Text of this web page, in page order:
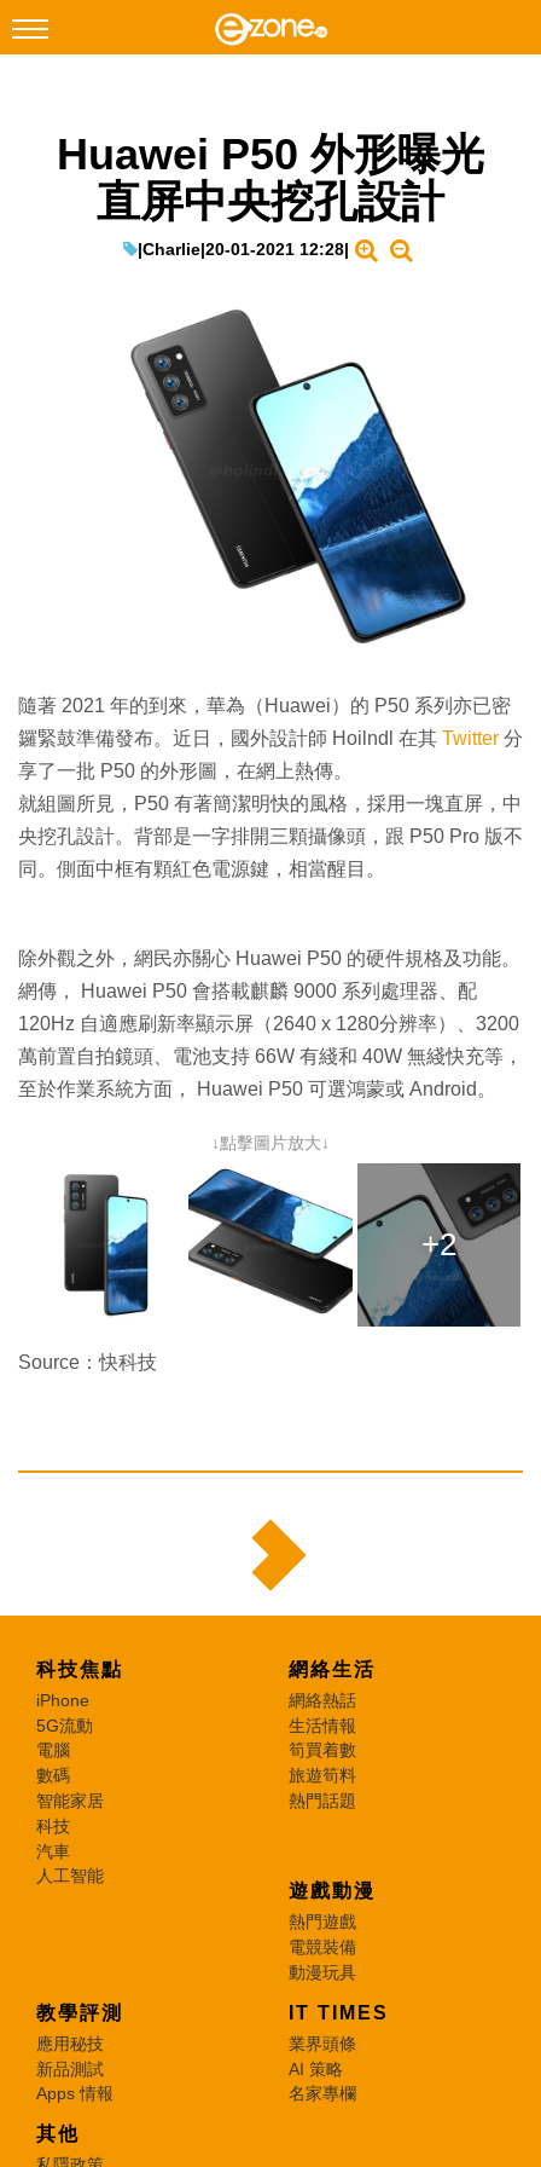
Facebook Instagram
生成式AI與雲端應用
Enterprise Digital Transformation
Huawei P50 外形曝光
直屏中央挖孔設計
|Charlie|20-01-2021 12:28|
隨著 2021 年的到來，華為（Huawei）的 P50 系列亦已密
鑼緊鼓準備發布。近日，國外設計師 Hoilndl 在其 Twitter 分
享了一批 P50 的外形圖，在網上熱傳。
就組圖所見，P50 有著簡潔明快的風格，採用一塊直屏，中
央挖孔設計。背部是一字排開三顆攝像頭，跟 P50 Pro 版不
同。側面中框有顆紅色電源鍵，相當醒目。
除外觀之外，網民亦關心 Huawei P50 的硬件規格及功能。
網傳， Huawei P50 會搭載麒麟 9000 系列處理器、配
120Hz 自適應刷新率顯示屏（2640 x 1280分辨率）、3200
萬前置自拍鏡頭、電池支持 66W 有綫和 40W 無綫快充等，
至於作業系統方面， Huawei P50 可選鴻蒙或 Android。
↓點擊圖片放大↓
+2
Source：快科技
科技焦點
iPhone
5G流動
電腦
數碼
智能家居
科技
汽車
人工智能
網絡生活
網絡熱話
生活情報
筍買着數
旅遊筍料
熱門話題
遊戲動漫
熱門遊戲
電競裝備
動漫玩具
教學評測
應用秘技
新品測試
Apps 情報
IT TIMES
業界頭條
AI 策略
名家專欄
其他